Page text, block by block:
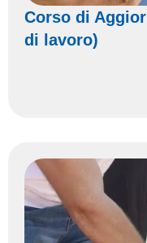
Corso di
di lavoro)